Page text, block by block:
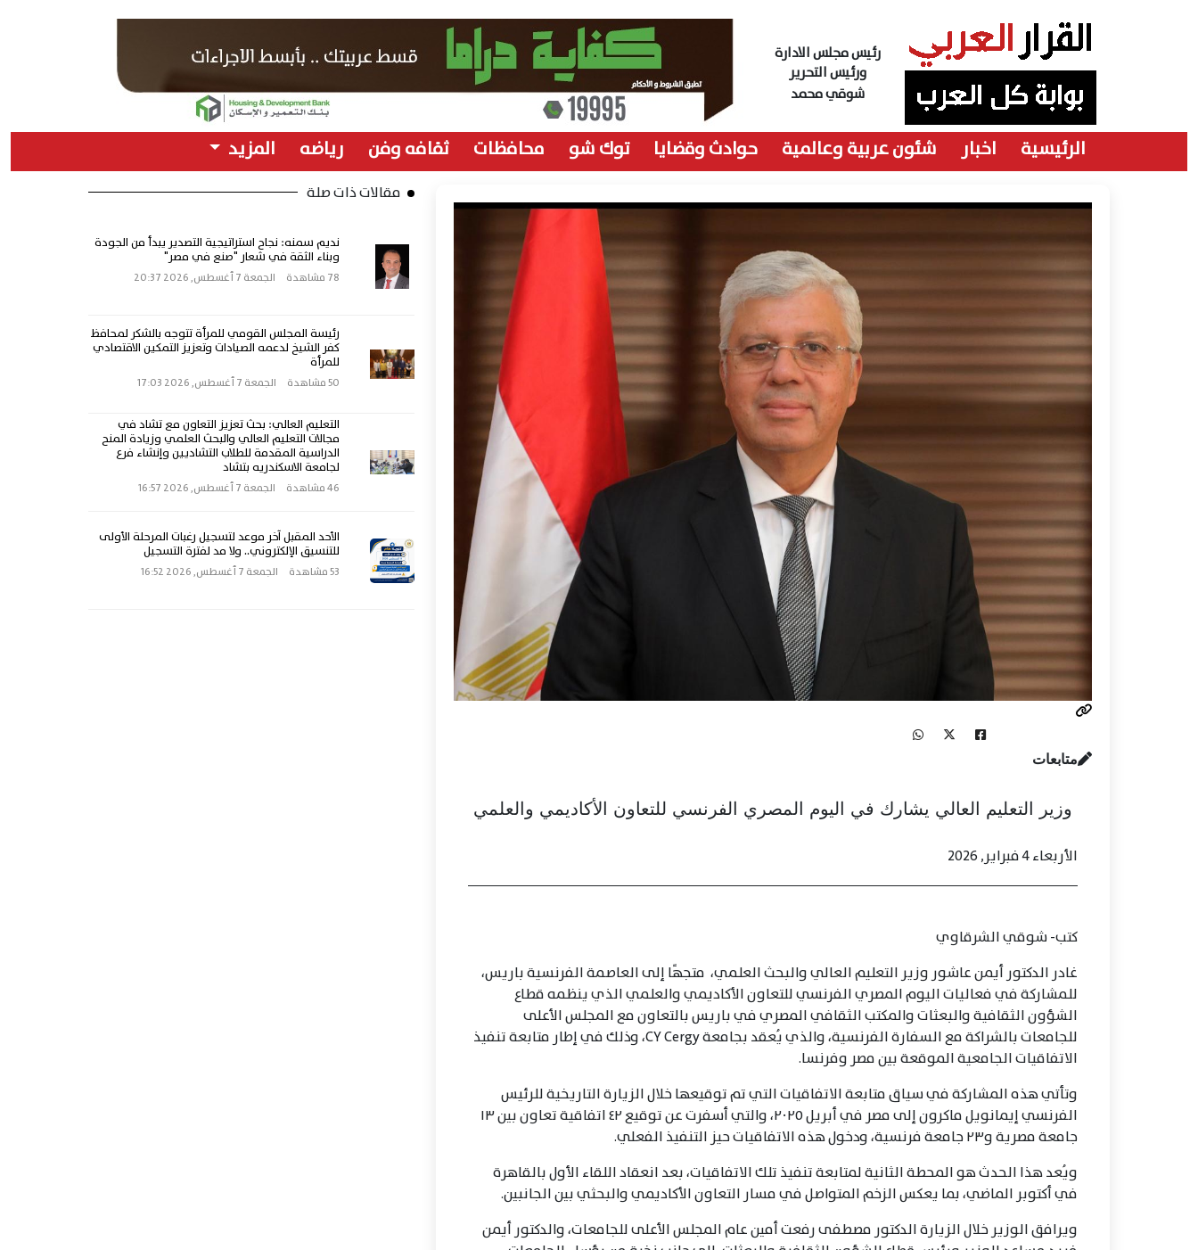
رئيس مجلس الادارة
ورئيس التحرير
شوقي محمد
الرئيسية اخبار شئون عربية وعالمية حوادث وقضايا توك شو محافظات ثقافه وفن رياضه المزيد
متابعات
وزير التعليم العالي يشارك في اليوم المصري الفرنسي للتعاون الأكاديمي والعلمي
الأربعاء 4 فبراير, 2026
كتب- شوقي الشرقاوي
غادر الدكتور أيمن عاشور وزير التعليم العالي والبحث العلمي، متجهًا إلى العاصمة الفرنسية باريس،
للمشاركة في فعاليات اليوم المصري الفرنسي للتعاون الأكاديمي والعلمي الذي ينظمه قطاع
الشؤون الثقافية والبعثات والمكتب الثقافي المصري في باريس بالتعاون مع المجلس الأعلى
للجامعات بالشراكة مع السفارة الفرنسية، والذي يُعقد بجامعة CY Cergy، وذلك في إطار متابعة تنفيذ
الاتفاقيات الجامعية الموقعة بين مصر وفرنسا.
وتأتي هذه المشاركة في سياق متابعة الاتفاقيات التي تم توقيعها خلال الزيارة التاريخية للرئيس
الفرنسي إيمانويل ماكرون إلى مصر في أبريل ٢٠٢٥، والتي أسفرت عن توقيع ٤٢ اتفاقية تعاون بين ١٣
جامعة مصرية و٢٣ جامعة فرنسية، ودخول هذه الاتفاقيات حيز التنفيذ الفعلي.
ويُعد هذا الحدث هو المحطة الثانية لمتابعة تنفيذ تلك الاتفاقيات، بعد انعقاد اللقاء الأول بالقاهرة
في أكتوبر الماضي، بما يعكس الزخم المتواصل في مسار التعاون الأكاديمي والبحثي بين الجانبين.
ويرافق الوزير خلال الزيارة الدكتور مصطفى رفعت أمين عام المجلس الأعلى للجامعات، والدكتور أيمن
مقالات ذات صلة
نديم سمنه: نجاح استراتيجية التصدير يبدأ من الجودة
وبناء الثقة في شعار "صنع في مصر"
78 مشاهدة الجمعة 7 أغسطس, 2026 20:37
رئيسة المجلس القومي للمرأة تتوجه بالشكر لمحافظ
كفر الشيخ لدعمه الصيادات وتعزيز التمكين الاقتصادي
للمرأة
50 مشاهدة الجمعة 7 أغسطس, 2026 17:03
التعليم العالي: بحث تعزيز التعاون مع تشاد في
مجالات التعليم العالي والبحث العلمي وزيادة المنح
الدراسية المقدمة للطلاب التشاديين وإنشاء فرع
لجامعة الاسكندريه بتشاد
46 مشاهدة الجمعة 7 أغسطس, 2026 16:57
الأحد المقبل آخر موعد لتسجيل رغبات المرحلة الأولى
للتنسيق الإلكتروني.. ولا مد لفترة التسجيل
53 مشاهدة الجمعة 7 أغسطس, 2026 16:52